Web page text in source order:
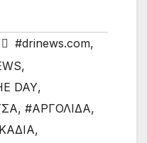
#drinews.com,
,
DAY,
, #ΑΡΓΟΛΙΔΑ,
,